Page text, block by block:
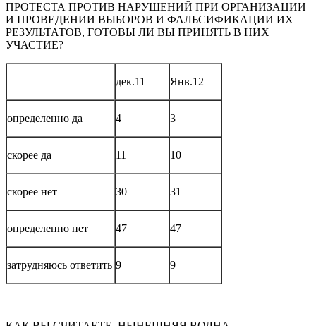
ПРОТЕСТА ПРОТИВ НАРУШЕНИЙ ПРИ ОРГАНИЗАЦИИ
И ПРОВЕДЕНИИ ВЫБОРОВ И ФАЛЬСИФИКАЦИИ ИХ
РЕЗУЛЬТАТОВ, ГОТОВЫ ЛИ ВЫ ПРИНЯТЬ В НИХ
УЧАСТИЕ?
дек.11 Янв.12
определенно да 4 3
скорее да 11 10
скорее нет 30 31
определенно нет 47 47
затрудняюсь ответить 9 9